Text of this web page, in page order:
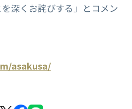
深くお詫びする」とコメン
asakusa/